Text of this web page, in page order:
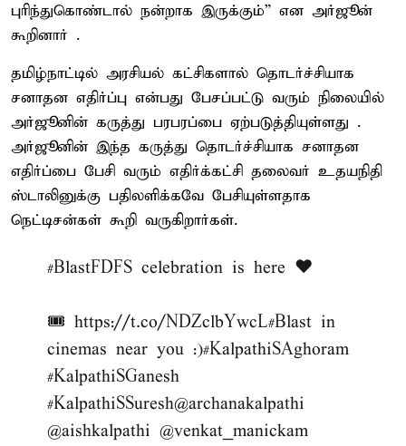
புரிந்துகொண்டால் நன்றாக இருக்கும்” என அர்ஜூன்
கூறினார் .
தமிழ்நாட்டில் அரசியல் கட்சிகளால் தொடர்ச்சியாக
சனாதன எதிர்ப்பு என்பது பேசப்பட்டு வரும் நிலையில்
அர்ஜூனின் கருத்து பரபரப்பை ஏற்படுத்தியுள்ளது .
அர்ஜூனின் இந்த கருத்து தொடர்ச்சியாக சனாதன
எதிர்ப்பை பேசி வரும் எதிர்க்கட்சி தலைவர் உதயநிதி
ஸ்டாலினுக்கு பதிலளிக்கவே பேசியுள்ளதாக
நெட்டிசன்கள் கூறி வருகிறார்கள்.
#BlastFDFS celebration is here ♥️
🎟️ https://t.co/NDZclbYwcL#Blast in
cinemas near you :)#KalpathiSAghoram
#KalpathiSGanesh
#KalpathiSSuresh@archanakalpathi
@aishkalpathi @venkat_manickam